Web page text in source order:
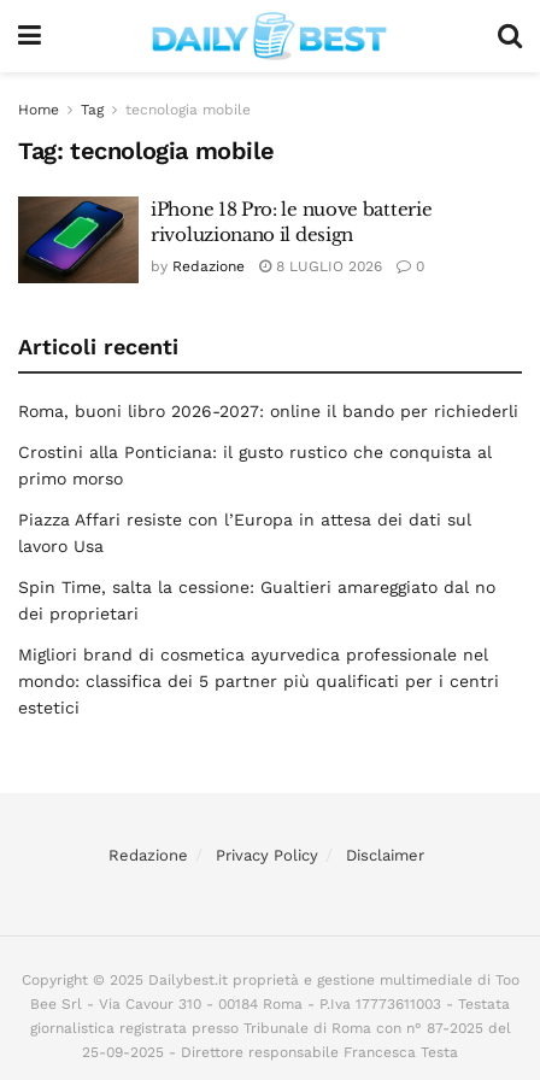
Home Tag tecnologia mobile
Tag: tecnologia mobile
iPhone 18 Pro: le nuove batterie
rivoluzionano il design
by Redazione 8 LUGLIO 2026 0
Articoli recenti
Roma, buoni libro 2026-2027: online il bando per richiederli
Crostini alla Ponticiana: il gusto rustico che conquista al
primo morso
Piazza Affari resiste con l’Europa in attesa dei dati sul
lavoro Usa
Spin Time, salta la cessione: Gualtieri amareggiato dal no
dei proprietari
Migliori brand di cosmetica ayurvedica professionale nel
mondo: classifica dei 5 partner più qualificati per i centri
estetici
Redazione Privacy Policy Disclaimer
Copyright © 2025 Dailybest.it proprietà e gestione multimediale di Too
Bee Srl - Via Cavour 310 - 00184 Roma - P.Iva 17773611003 - Testata
giornalistica registrata presso Tribunale di Roma con n° 87-2025 del
25-09-2025 - Direttore responsabile Francesca Testa